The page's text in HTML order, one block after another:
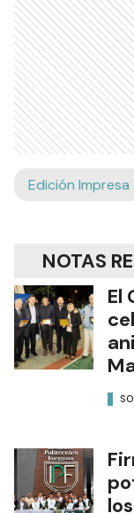
Edición Impresa
NOTAS
El